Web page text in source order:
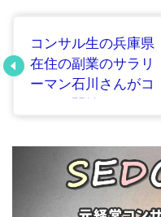
コンサル生の兵庫県
在住の副業のサラリ
ーマン石川さんがコ
達成しました！